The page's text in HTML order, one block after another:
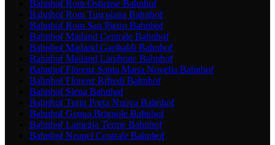
Bahnhof Rom Ostiense Bahnhof
Bahnhof Rom Tuscolana Bahnhof
Bahnhof Rom San Pietro Bahnhof
Bahnhof Mailand Centrale Bahnhof
Bahnhof Mailand Garibaldi Bahnhof
Bahnhof Mailand Lambrate Bahnhof
Bahnhof Florenz Santa Maria Novella Bahnhof
Bahnhof Florenz Rifredi Bahnhof
Bahnhof Siena Bahnhof
Bahnhof Turin Porta Nuova Bahnhof
Bahnhof Genua Brignole Bahnhof
Bahnhof Lamezia Terme Bahnhof
Bahnhof Neapel Centrale Bahnhof